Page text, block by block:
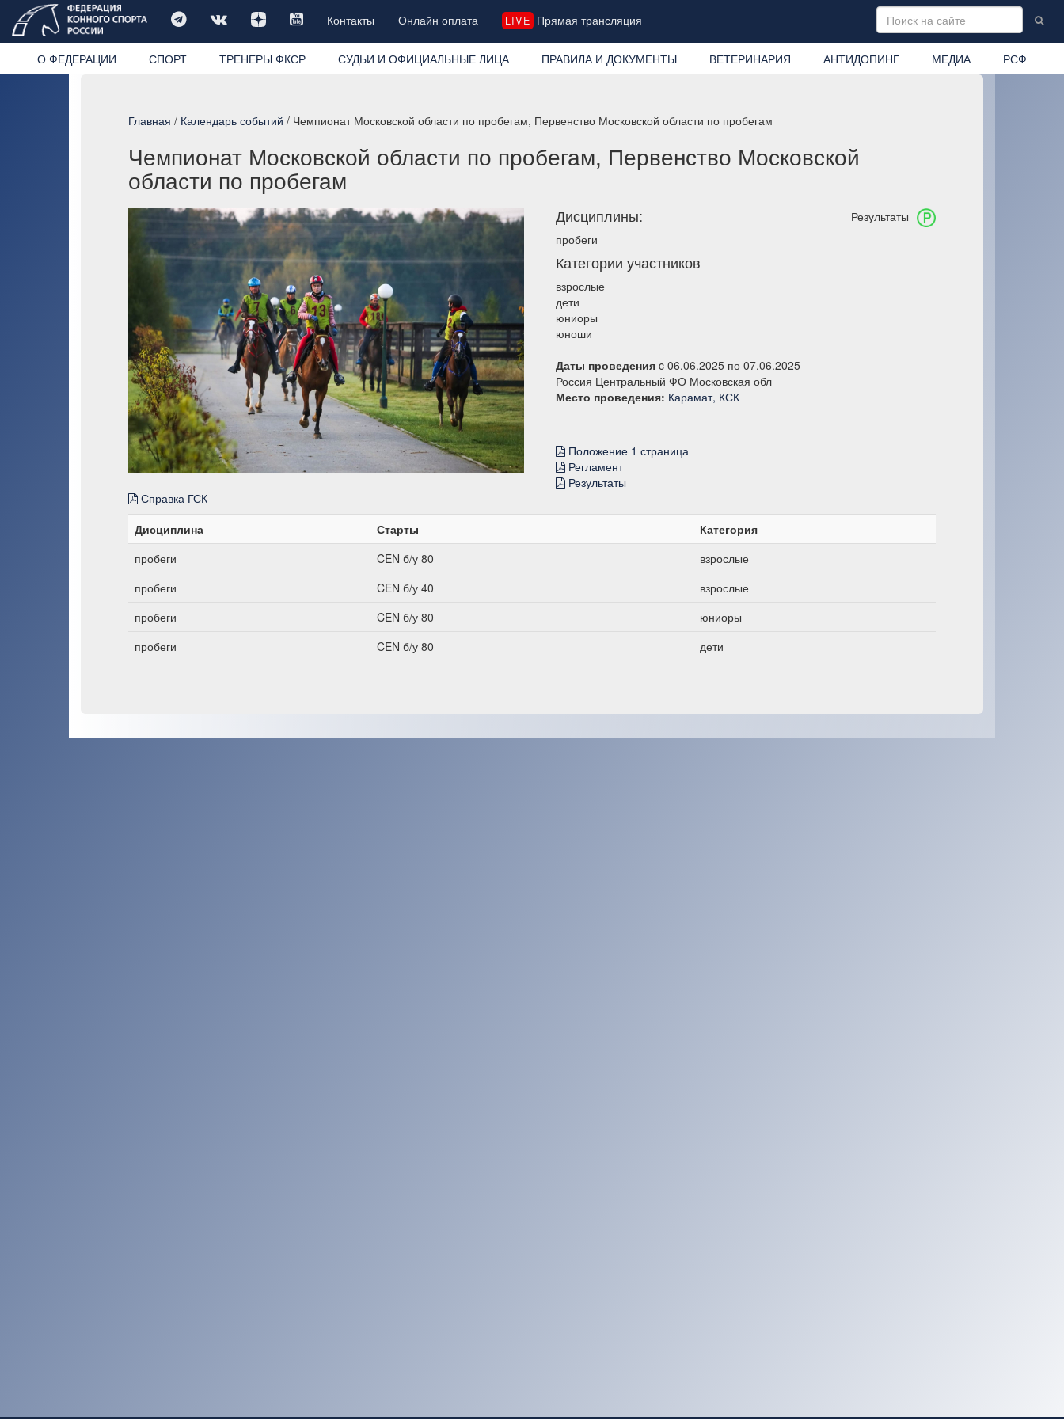
Контакты Онлайн оплата LIVE Прямая трансляция
О ФЕДЕРАЦИИ СПОРТ ТРЕНЕРЫ ФКСР СУДЬИ И ОФИЦИАЛЬНЫЕ ЛИЦА ПРАВИЛА И ДОКУМЕНТЫ ВЕТЕРИНАРИЯ АНТИДОПИНГ МЕДИА РСФ
Главная / Календарь событий / Чемпионат Московской области по пробегам, Первенство Московской области по пробегам
Чемпионат Московской области по пробегам, Первенство Московской
области по пробегам
Результаты
Дисциплины:
пробеги
Категории участников
взрослые
дети
юниоры
юноши
Даты проведения c 06.06.2025 по 07.06.2025
Россия Центральный ФО Московская обл
Место проведения: Карамат, КСК
Положение 1 страница
Регламент
Результаты
Справка ГСК
Дисциплина
Старты
Категория
пробеги
CEN б/у 80
взрослые
пробеги
CEN б/у 40
взрослые
пробеги
CEN б/у 80
юниоры
пробеги
CEN б/у 80 дети